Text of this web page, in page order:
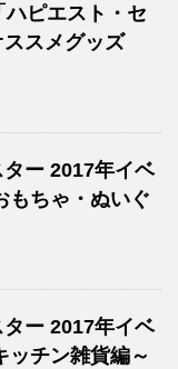
ピエスト・セ
スメグッズ
ー 2017年イベ
もちゃ・ぬいぐ
ー 2017年イベ
ッチン雑貨編～